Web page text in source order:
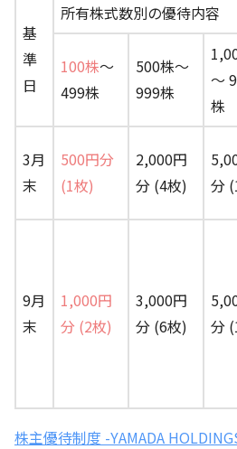
基
準
日
所有株式数別の優待内容
100株～
499株
500株～
999株
～
株
3月
末
500円分
(1枚)
2,000円
分 (4枚)
分
9月
末
1,000円
分 (2枚)
3,000円
分 (6枚)
分
株主優待制度 -YAMADA